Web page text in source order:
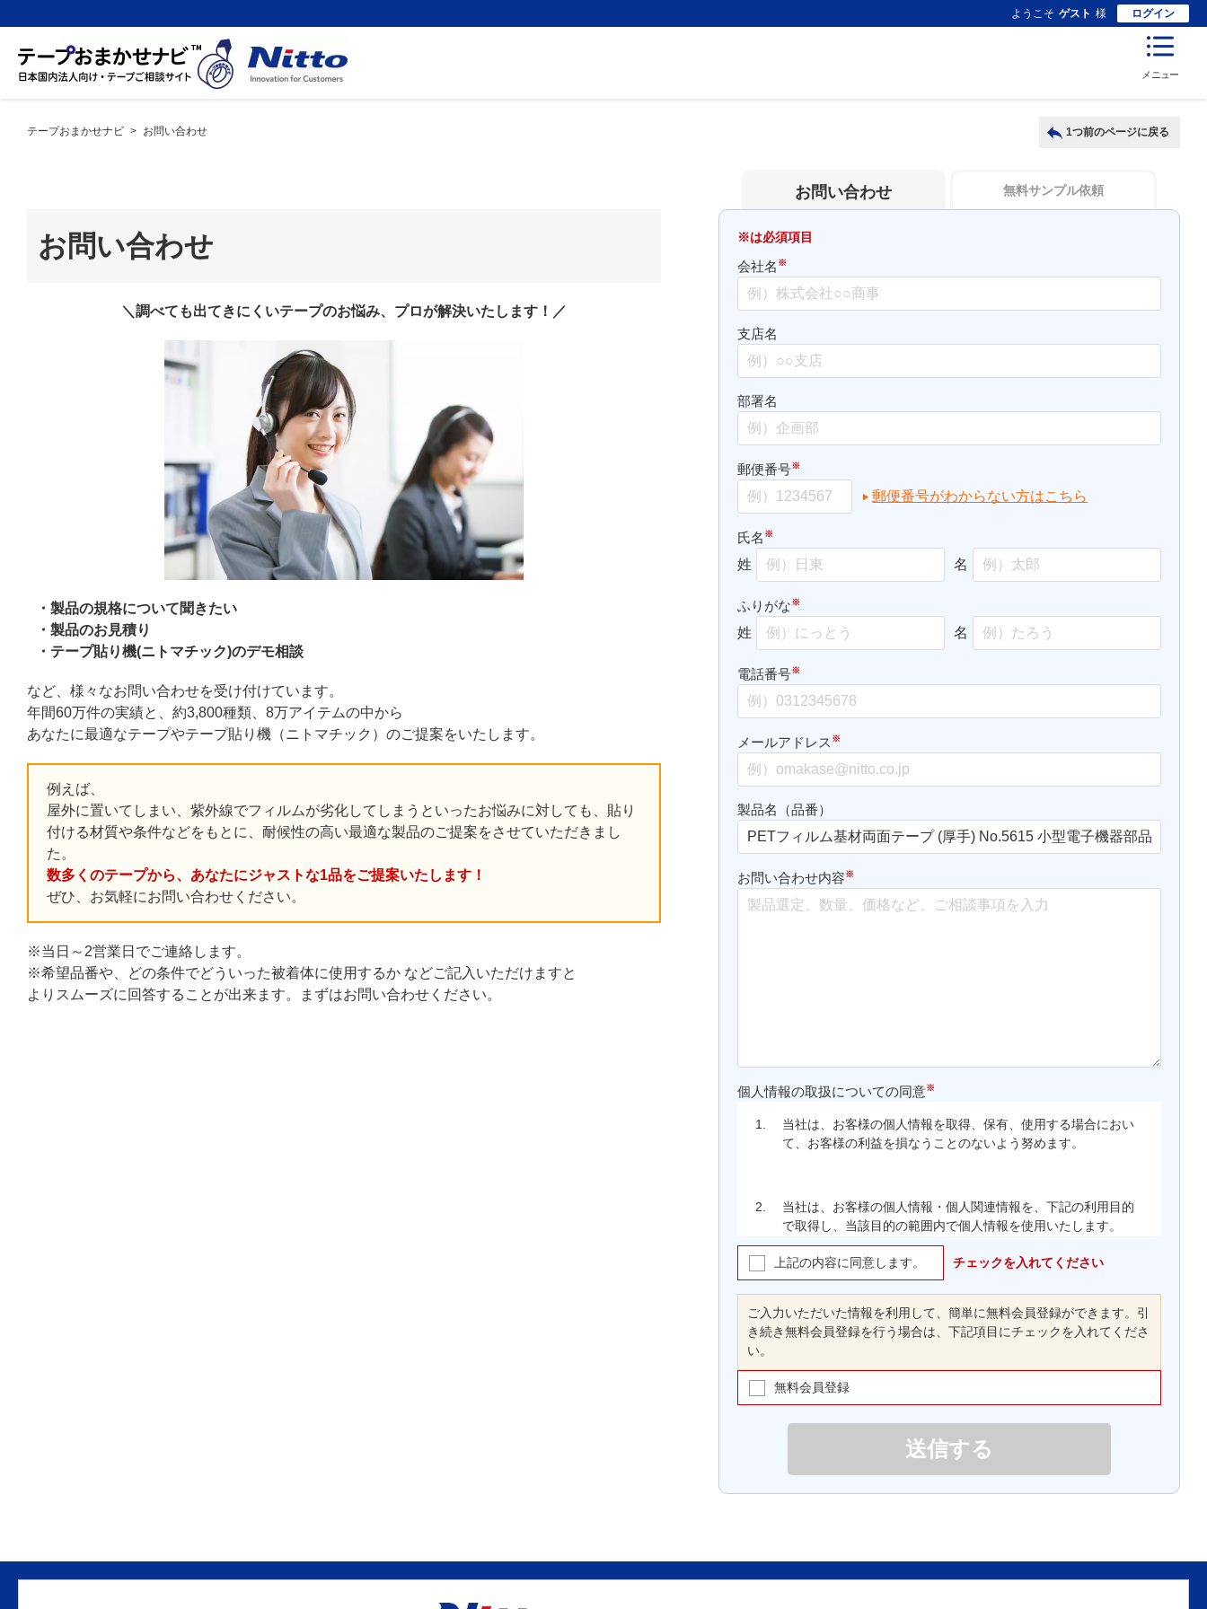
メニュー
ようこそ ゲスト 様 ログイン
テープおまかせナビ > お問い合わせ 1つ前のページに戻る
お問い合わせ 無料サンプル依頼
お問い合わせ
＼調べても出てきにくいテープのお悩み、プロが解決いたします！／
製品の規格について聞きたい
製品のお見積り
テープ貼り機(ニトマチック)のデモ相談
など、様々なお問い合わせを受け付けています。
年間60万件の実績と、約3,800種類、8万アイテムの中から
あなたに最適なテープやテープ貼り機（ニトマチック）のご提案をいたします。
例えば、
屋外に置いてしまい、紫外線でフィルムが劣化してしまうといったお悩みに対しても、貼り
付ける材質や条件などをもとに、耐候性の高い最適な製品のご提案をさせていただきまし
た。
数多くのテープから、あなたにジャストな1品をご提案いたします！
ぜひ、お気軽にお問い合わせください。
※当日～2営業日でご連絡します。
※希望品番や、どの条件でどういった被着体に使用するか などご記入いただけますと
よりスムーズに回答することが出来ます。まずはお問い合わせください。
※は必須項目
会社名 ※
支店名
部署名
郵便番号※
郵便番号がわからない方はこちら
氏名 ※
姓 名
ふりがな※
姓 名
電話番号※
メールアドレス ※
製品名（品番）
お問い合わせ内容※
個人情報の取扱についての同意※
1.
当社は、お客様の個人情報を取得、保有、使用する場合におい
て、お客様の利益を損なうことのないよう努めます。
2.
当社は、お客様の個人情報・個人関連情報を、下記の利用目的
で取得し、当該目的の範囲内で個人情報を使用いたします。
(1)
お客様の会員登録、ご注文・支払いの処理、商品の配送、
取引履歴管理、当社ウェブサイト・本サービスの運営に関
め
(2)
お客様に対する、郵送、ファクシミリまたは電子メールに
当社ウェブサイトの改善や向上のため
マーケティングのためのデータの収集、当該データを分析
3.
当社は、Nittoグループとしての経営管理業務の遂行ならびに前
条の利用目的の範囲内で、グループ会社間で、個人情報を共同
上記の内容に同意します。 チェックを入れてください
ご入力いただいた情報を利用して、簡単に無料会員登録ができます。引
き続き無料会員登録を行う場合は、下記項目にチェックを入れてくださ
い。
無料会員登録